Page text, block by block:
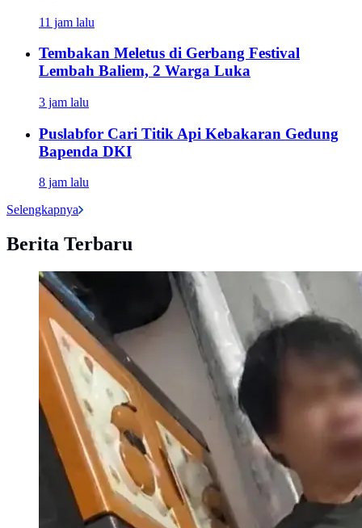
11 jam lalu
Tembakan Meletus di Gerbang Festival
Lembah Baliem, 2 Warga Luka
3 jam lalu
Puslabfor Cari Titik Api Kebakaran Gedung
Bapenda DKI
8 jam lalu
Selengkapnya
Berita Terbaru